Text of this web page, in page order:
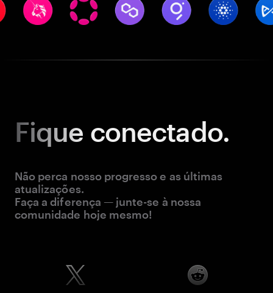
Fique conectado.
Não perca nosso progresso e as últimas
atualizações.
Faça a diferença — junte-se à nossa
comunidade hoje mesmo!